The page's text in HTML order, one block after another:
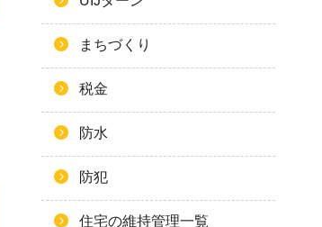
まちづくり
税金
防水
防犯
住宅の維持管理一覧